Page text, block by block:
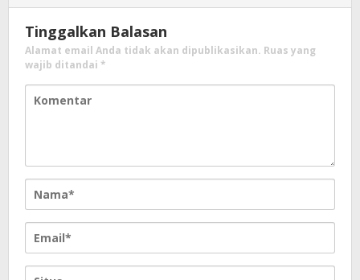
Tinggalkan Balasan
Alamat email Anda tidak akan dipublikasikan. Ruas yang
wajib ditandai *